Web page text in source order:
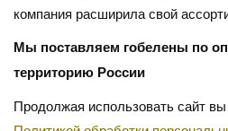
компания расширила свой
Мы поставляем гобелены по
территорию России
Продолжая использовать сайт